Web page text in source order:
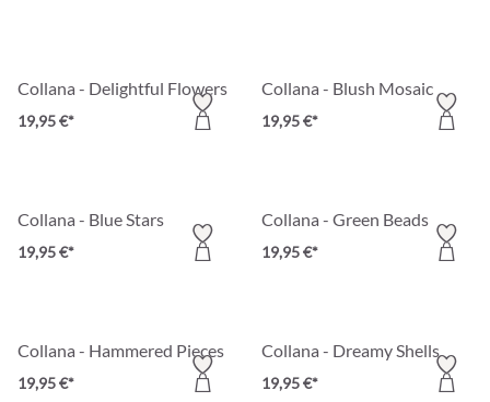
Collana - Delightful Flowers
19,95 €*
Collana - Blush Mosaic
19,95 €*
Collana - Blue Stars
19,95 €*
Collana - Green Beads
19,95 €*
Collana - Hammered Pieces
19,95 €*
Collana - Dreamy Shells
19,95 €*